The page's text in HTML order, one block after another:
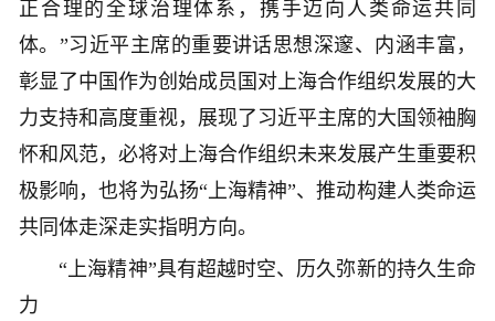
正合理的全球治理体系，携手迈向人类命运共同
体。”习近平主席的重要讲话思想深邃、内涵丰富，
彰显了中国作为创始成员国对上海合作组织发展的大
力支持和高度重视，展现了习近平主席的大国领袖胸
怀和风范，必将对上海合作组织未来发展产生重要积
极影响，也将为弘扬“上海精神”、推动构建人类命运
共同体走深走实指明方向。
“上海精神”具有超越时空、历久弥新的持久生命
力